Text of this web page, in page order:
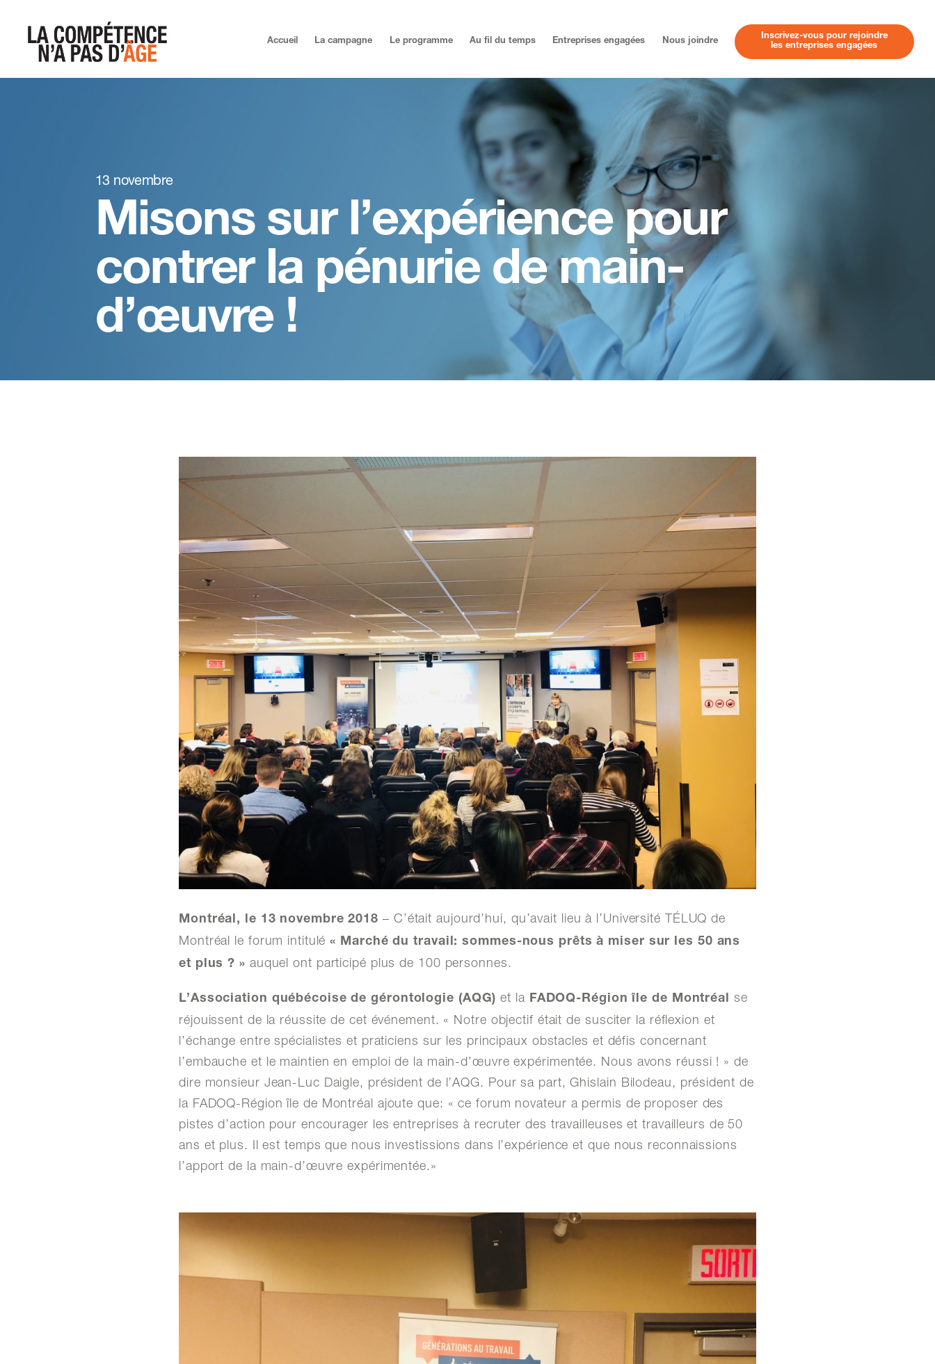
Accueil La campagne Le programme Au fil du temps Entreprises engagées Nous joindre
Inscrivez-vous pour rejoindre
les entreprises engagées
13 novembre
Misons sur l’expérience pour
contrer la pénurie de main-
d’œuvre !
Montréal, le 13 novembre 2018 – C’était aujourd’hui, qu’avait lieu à l’Université TÉLUQ de
Montréal le forum intitulé« Marché du travail: sommes-nous prêts à miser sur les 50 ans
et plus ? » auquel ont participé plus de 100 personnes.
L’Association québécoise de gérontologie (AQG) et la FADOQ-Région île de Montréal se
réjouissent de la réussite de cet événement. « Notre objectif était de susciter la réflexion et
l’échange entre spécialistes et praticiens sur les principaux obstacles et défis concernant
l’embauche et le maintien en emploi de la main-d’œuvre expérimentée. Nous avons réussi ! » de
dire monsieur Jean-Luc Daigle, président de l’AQG. Pour sa part, Ghislain Bilodeau, président de
la FADOQ-Région île de Montréal ajoute que: « ce forum novateur a permis de proposer des
pistes d’action pour encourager les entreprises à recruter des travailleuses et travailleurs de 50
ans et plus. Il est temps que nous investissions dans l’expérience et que nous reconnaissions
l’apport de la main-d’œuvre expérimentée.»